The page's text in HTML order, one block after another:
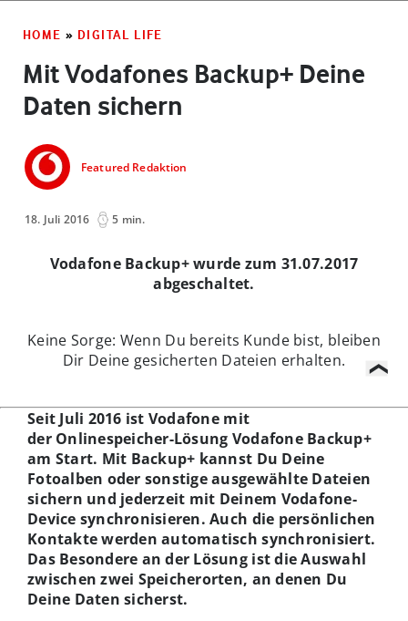
HOME » DIGITAL LIFE
Mit Vodafones Backup+ Deine
Daten sichern
Featured Redaktion
18. Juli 2016 5 min.
Vodafone Backup+ wurde zum 31.07.2017
abgeschaltet.
Keine Sorge: Wenn Du bereits Kunde bist, bleiben
Dir Deine gesicherten Dateien erhalten.
Seit Juli 2016 ist Vodafone mit
der Onlinespeicher-Lösung Vodafone Backup+
am Start. Mit Backup+ kannst Du Deine
Fotoalben oder sonstige ausgewählte Dateien
sichern und jederzeit mit Deinem Vodafone-
Device synchronisieren. Auch die persönlichen
Kontakte werden automatisch synchronisiert.
Das Besondere an der Lösung ist die Auswahl
zwischen zwei Speicherorten, an denen Du
Deine Daten sicherst.